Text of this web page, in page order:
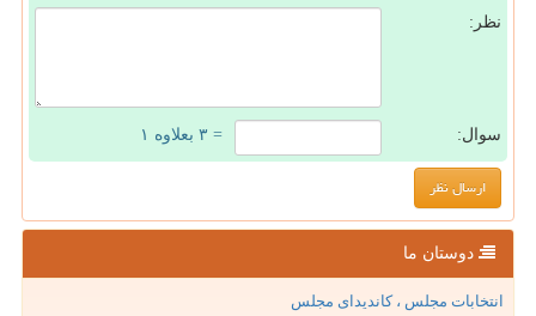
نظر:
سوال: = ۳ بعلاوه ۱
دوستان ما
انتخابات مجلس ، کاندیدای مجلس